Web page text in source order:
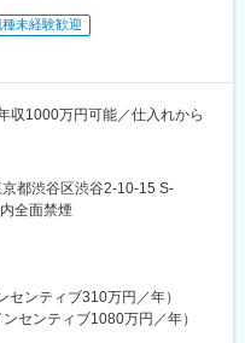
種未経験歓迎
収1000万円可能／仕入れから
都渋谷区渋谷2-10-15 S-
全面禁煙
ンティブ310万円／年）
センティブ1080万円／年）